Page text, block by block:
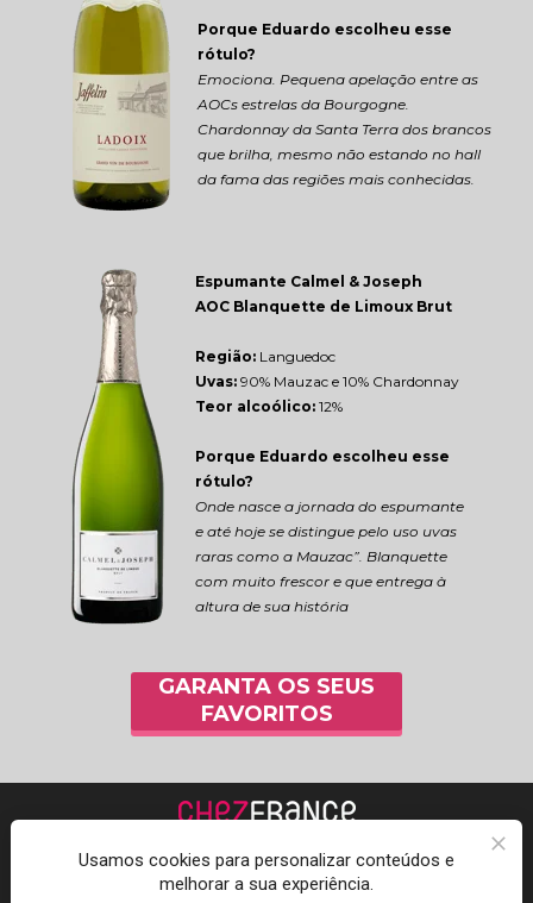
Porque Eduardo escolheu esse
rótulo?
Emociona. Pequena apelação entre as
AOCs estrelas da Bourgogne.
Chardonnay da Santa Terra dos brancos
que brilha, mesmo não estando no hall
da fama das regiões mais conhecidas.
Espumante Calmel & Joseph
AOC Blanquette de Limoux Brut
Região: Languedoc
Uvas: 90% Mauzac e 10% Chardonnay
Teor alcoólico: 12%
Porque Eduardo escolheu esse
rótulo?
Onde nasce a jornada do espumante
e até hoje se distingue pelo uso uvas
raras como a Mauzac”. Blanquette
com muito frescor e que entrega à
altura de sua história
GARANTA OS SEUS
FAVORITOS
Usamos cookies para personalizar conteúdos e
melhorar a sua experiência.